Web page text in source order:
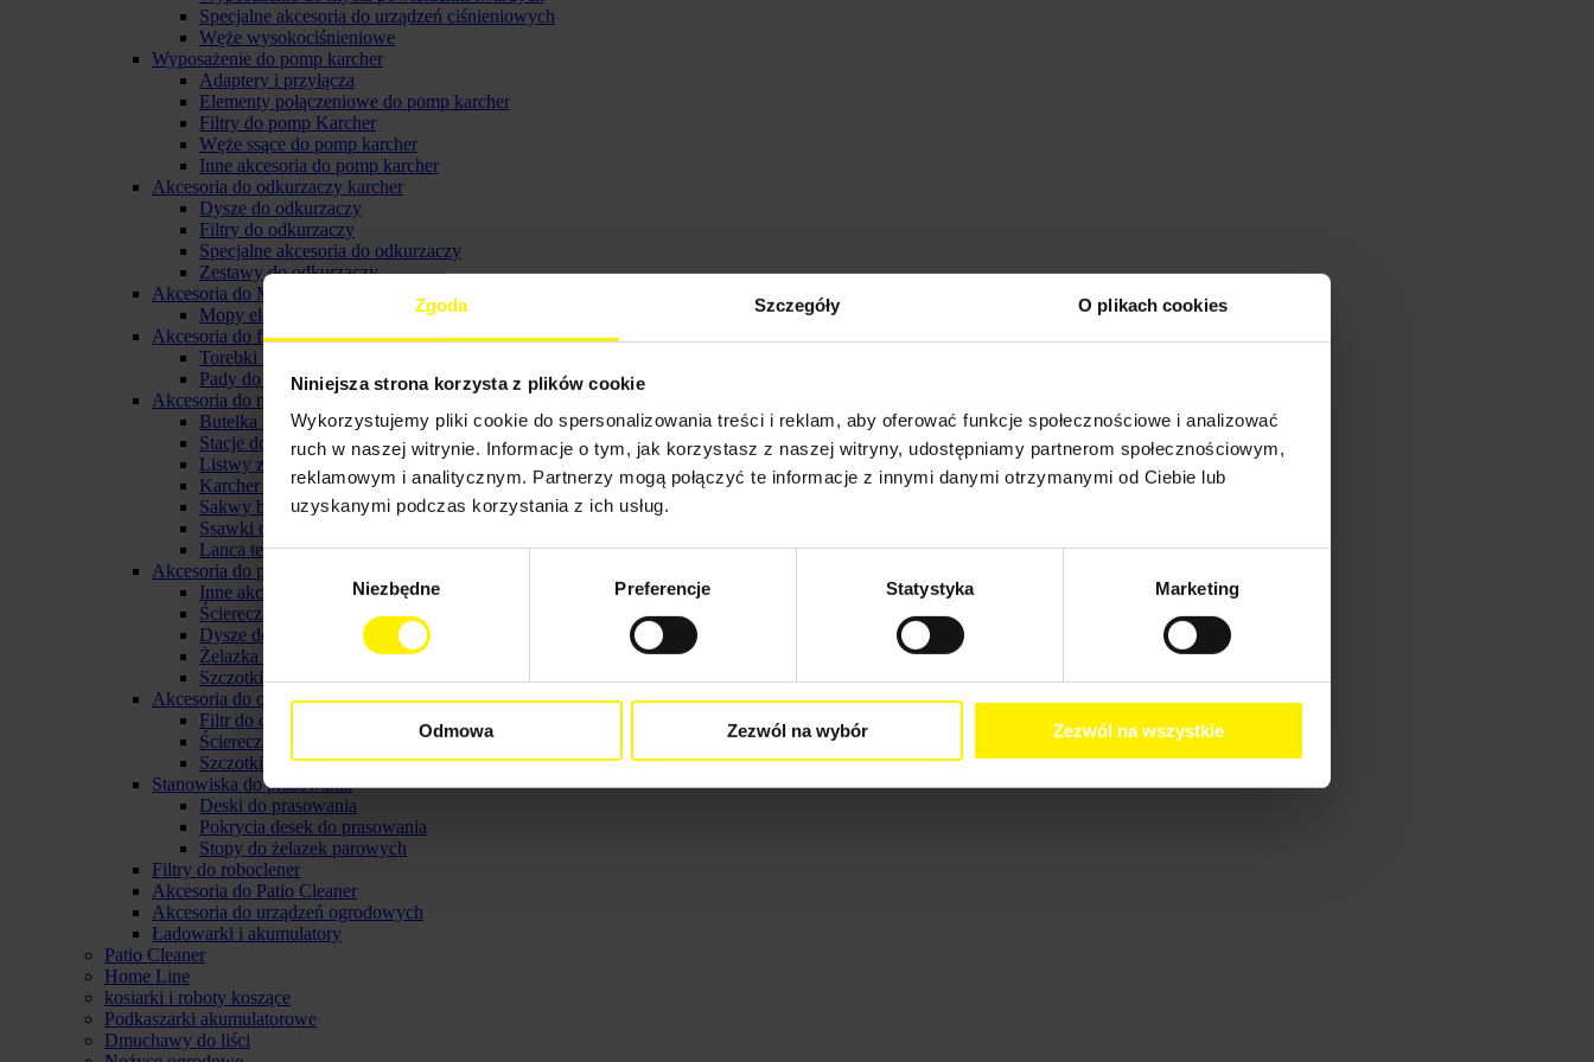
Zgoda Szczegóły O plikach cookies
Niniejsza strona korzysta z plików cookie
Wykorzystujemy pliki cookie do spersonalizowania treści i reklam, aby oferować funkcje społecznościowe i analizować
ruch w naszej witrynie. Informacje o tym, jak korzystasz z naszej witryny, udostępniamy partnerom społecznościowym,
reklamowym i analitycznym. Partnerzy mogą połączyć te informacje z innymi danymi otrzymanymi od Ciebie lub
uzyskanymi podczas korzystania z ich usług.
Wybór
zgody
Niezbędne Preferencje Statystyka Marketing
Odmowa Zezwól na wybór Zezwól na wszystkie
Specjalne akcesoria do urządzeń ciśnieniowych
Węże wysokociśnieniowe
Wyposażenie do pomp karcher
Adaptery i przyłącza
Elementy połączeniowe do pomp karcher
Filtry do pomp Karcher
Węże ssące do pomp karcher
Inne akcesoria do pomp karcher
Akcesoria do odkurzaczy karcher
Dysze do odkurzaczy
Filtry do odkurzaczy
Specjalne akcesoria do odkurzaczy
Zestawy do odkurzaczy
Akcesoria do Mopów elektrycznych
Mopy elektryczne
Akcesoria do froterek
Torebki filtracyjne do froterki
Pady do froterki karcher
Akcesoria do myjki do okien karcher
Butelka ze spryskiwaczem karcher
Stacje do ładowania i baterie do myjek okiennych
Listwy zbierające do ssawki
Karcher pady z mikrofibry
Sakwy biodrowe
Ssawki do myjek karcher
Lanca teleskopowa do myjki
Akcesoria do parownicy karcher
Inne akcerosia do parownicy karcher
Ściereczki do parownic
Dysze do parownic
Żelazka parowe karcher
Szczotki do parownicy karcher
Akcesoria do odkurzaczy parowych
Filtr do odkurzacza parowego
Ściereczki do odkurzacza parowego
Szczotki do odkurzacza parowego
Stanowiska do prasowania
Deski do prasowania
Pokrycia desek do prasowania
Stopy do żelazek parowych
Filtry do roboclener
Akcesoria do Patio Cleaner
Akcesoria do urządzeń ogrodowych
Ładowarki i akumulatory
Patio Cleaner
Home Line
kosiarki i roboty koszące
Podkaszarki akumulatorowe
Dmuchawy do liści